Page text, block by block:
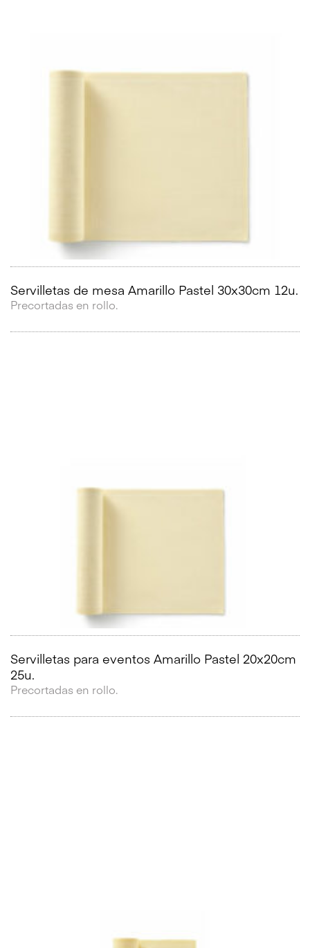
Servilletas de mesa Amarillo Pastel 30x30cm 12u.
Precortadas en rollo.
Servilletas para eventos Amarillo Pastel 20x20cm
25u.
Precortadas en rollo.